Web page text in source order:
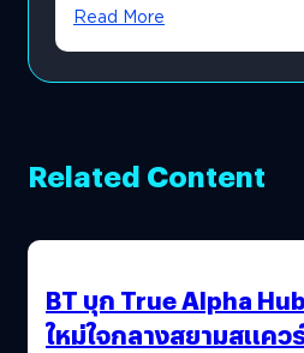
Read More
Related Content
BT บุก True Alpha
ใหม่ใจกลางสยามสแคว